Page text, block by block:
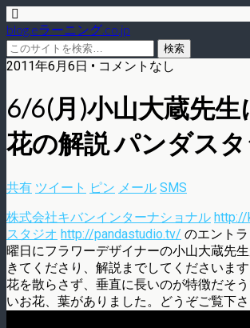
blog.eラーニング.co.jp
2011年6月6日 • コメントなし
6/6(月)小山大蔵先生
花の解説 パンダス
共有 ツイート ピン メール SMS
株式会社キバンインターナショナル http://
スタジオ http://pandastudio.tv/ のエント
曜日にフラワーデザイナーの小山大蔵先
きてくださり、解説までしてくださいま
花を散らさず、垂直に長いのが特徴だそ
いお花、葉がありました。どうぞご覧下さ